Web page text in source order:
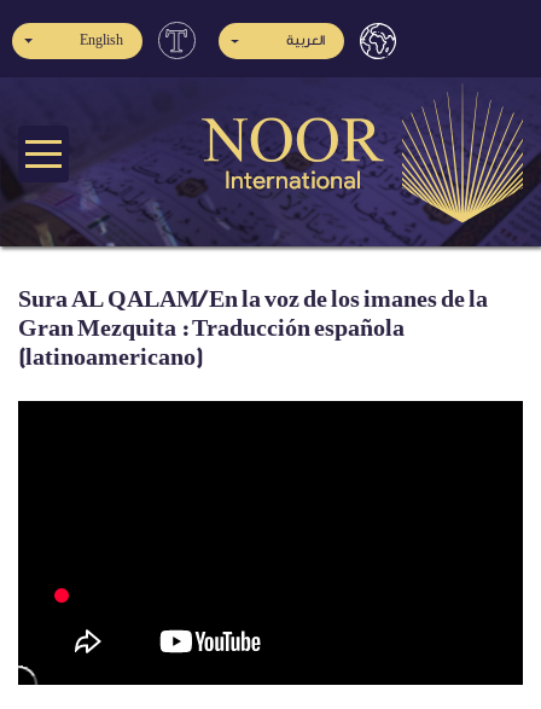
العربية English
Sura AL QALAM/ En la voz de los imanes de la
Gran Mezquita : Traducción española
(latinoamericano)